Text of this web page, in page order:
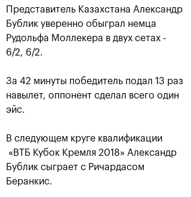
ЛЕНТА
Андрей Рублев подарил
себе Кубок Cartier на день
20 октября, 19:00
Бенчич -
20 октября,
Представитель Казахстана Александр
Бублик уверенно обыграл немца
Рудольфа Моллекера в двух сетах -
6/2, 6/2.
За 42 минуты победитель подал 13 раз
навылет, оппонент сделал всего один
эйс.
В следующем круге квалификации
«ВТБ Кубок Кремля 2018» Александр
Бублик сыграет с Ричардасом
Беранкис.